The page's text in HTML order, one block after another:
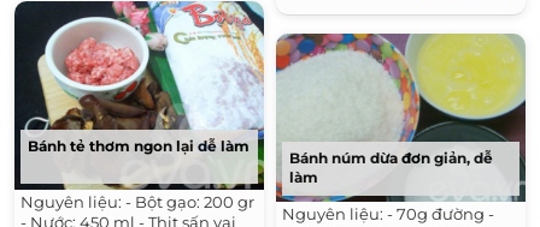
Bánh tẻ thơm ngon lại dễ làm
Nguyên liệu: - Bột gạo: 200 gr
- Nước: 450 ml - Thịt sấn vai
Bánh núm dừa đơn giản, dễ
làm
Nguyên liệu: - 70g đường -